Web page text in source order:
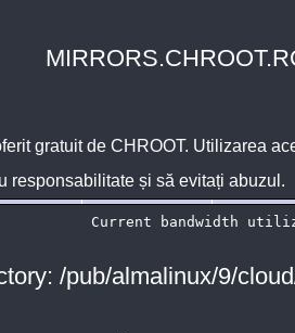
gratuit de CHROOT. Utilizarea
responsabilitate și să evitați abuzul.
/pub/almalinux/9/